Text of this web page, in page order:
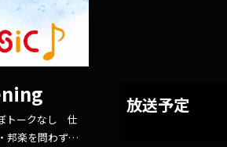
トークなし 仕
邦楽を問わず、
放送予定